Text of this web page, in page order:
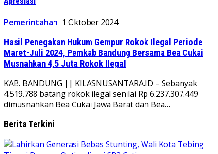
Pemerintahan 1 Oktober 2024
Hasil Penegakan Hukum Gempur Rokok Ilegal Periode
Maret-Juli 2024, Pemkab Bandung Bersama Bea Cukai
Musnahkan 4,5 Juta Rokok Ilegal
KAB. BANDUNG || KILASNUSANTARA.ID – Sebanyak
4.519.788 batang rokok ilegal senilai Rp 6.237.307.449
dimusnahkan Bea Cukai Jawa Barat dan Bea…
Berita Terkini